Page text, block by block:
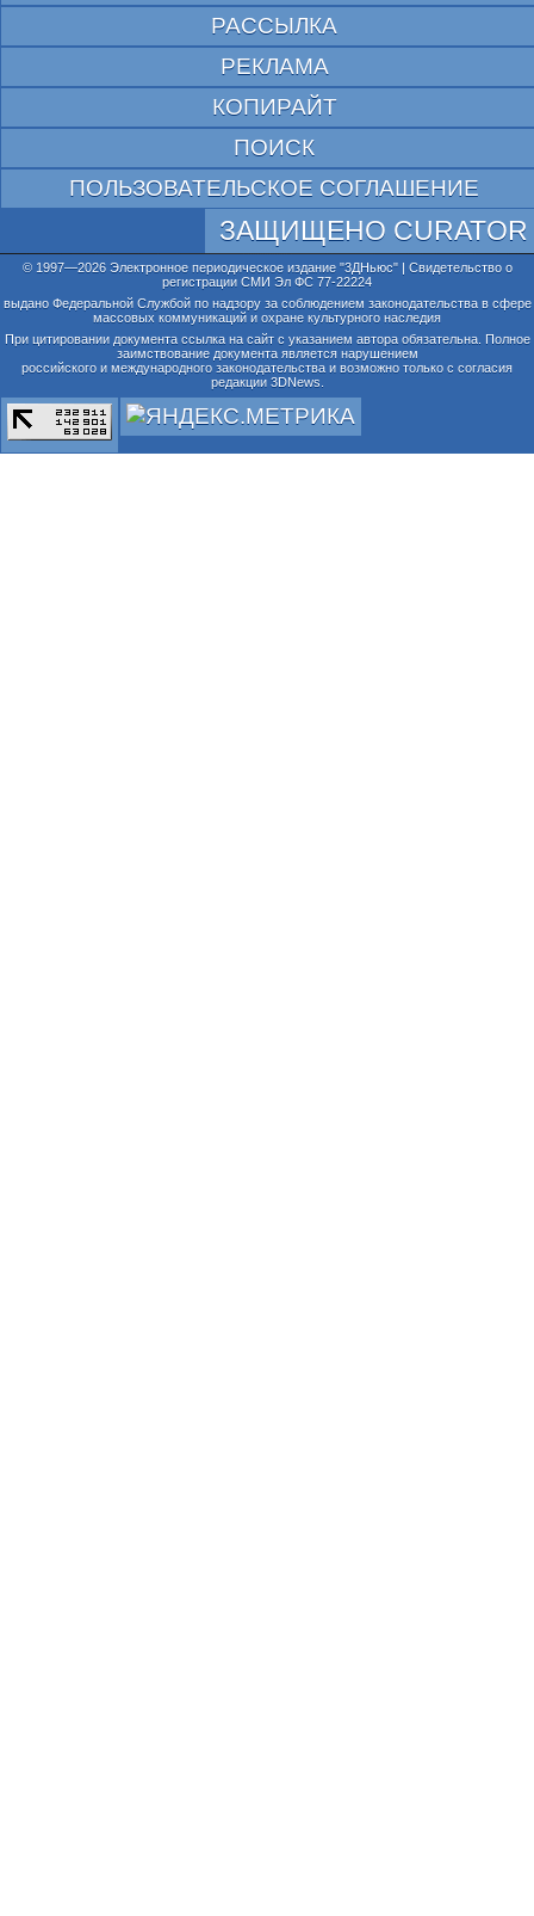
РАССЫЛКА
РЕКЛАМА
КОПИРАЙТ
ПОИСК
ПОЛЬЗОВАТЕЛЬСКОЕ СОГЛАШЕНИЕ
ЗАЩИЩЕНО CURATOR
© 1997—2026 Электронное периодическое издание "3ДНьюс" | Свидетельство о
регистрации СМИ Эл ФС 77-22224
выдано Федеральной Службой по надзору за соблюдением законодательства в сфере
массовых коммуникаций и охране культурного наследия
При цитировании документа ссылка на сайт с указанием автора обязательна. Полное
заимствование документа является нарушением
российского и международного законодательства и возможно только с согласия
редакции 3DNews.